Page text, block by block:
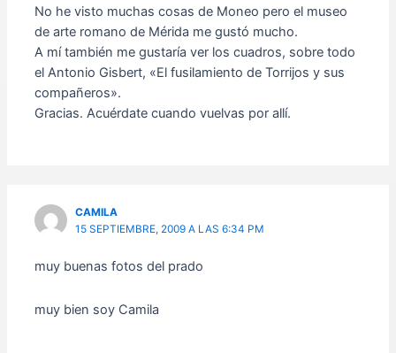
No he visto muchas cosas de Moneo pero el museo
de arte romano de Mérida me gustó mucho.
A mí también me gustaría ver los cuadros, sobre todo
el Antonio Gisbert, «El fusilamiento de Torrijos y sus
compañeros».
Gracias. Acuérdate cuando vuelvas por allí.
CAMILA
15 SEPTIEMBRE, 2009 A LAS 6:34 PM
muy buenas fotos del prado
muy bien soy Camila